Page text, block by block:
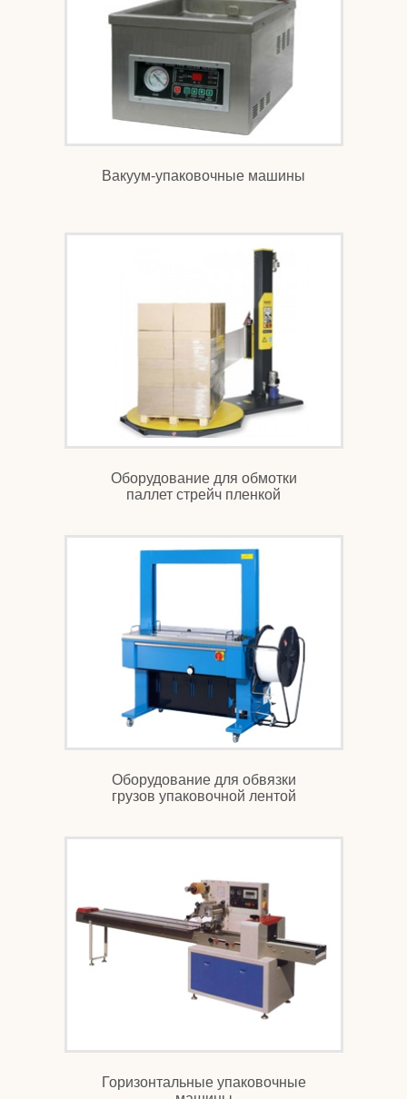
Вакуум-упаковочные машины
Оборудование для обмотки
паллет стрейч пленкой
Оборудование для обвязки
грузов упаковочной лентой
Горизонтальные упаковочные